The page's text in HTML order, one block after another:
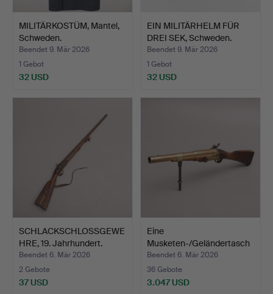
MILITÄRKOSTÜM, Mantel,
Schweden.
Beendet 9. Mär 2026
1 Gebot
32 USD
EIN MILITÄRHELM FÜR
DREI SEK, Schweden.
Beendet 9. Mär 2026
1 Gebot
32 USD
SCHLACKSCHLOSSGEWE
HRE, 19. Jahrhundert.
Beendet 6. Mär 2026
2 Gebote
37 USD
Eine
Musketen-/Geländertasch
e aus dem 18. …
Beendet 6. Mär 2026
36 Gebote
3.047 USD